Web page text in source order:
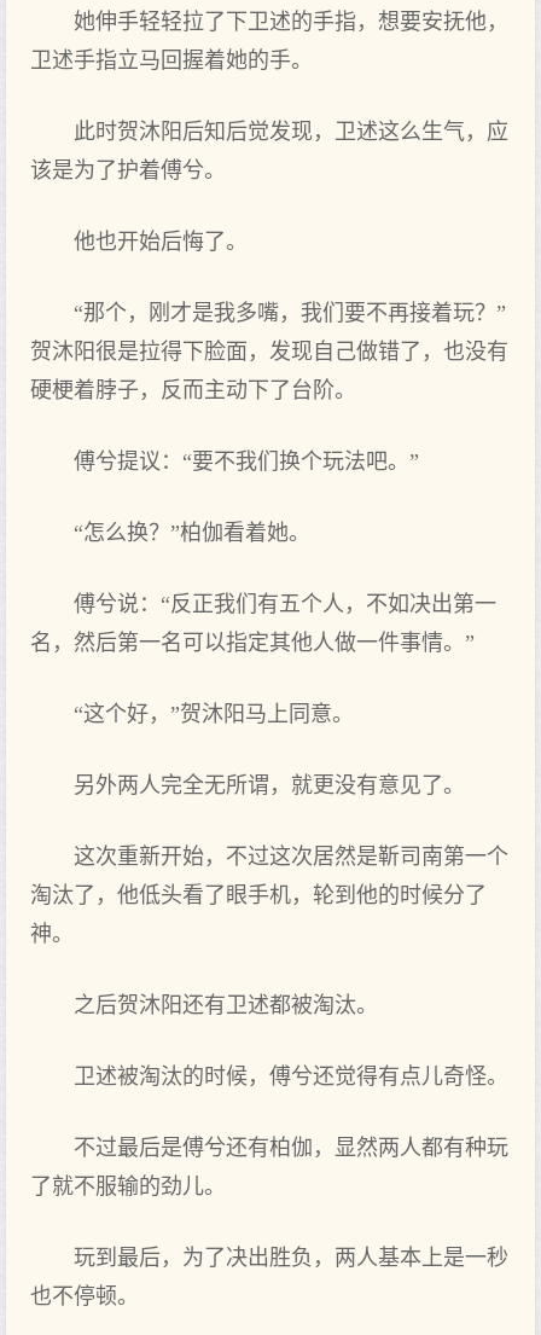
她伸手轻轻拉了下卫述的手指，想要安抚他，
卫述手指立马回握着她的手。
此时贺沐阳后知后觉发现，卫述这么生气，应
该是为了护着傅兮。
他也开始后悔了。
“那个，刚才是我多嘴，我们要不再接着玩？”
贺沐阳很是拉得下脸面，发现自己做错了，也没有
硬梗着脖子，反而主动下了台阶。
傅兮提议：“要不我们换个玩法吧。”
“怎么换？”柏伽看着她。
傅兮说：“反正我们有五个人，不如决出第一
名，然后第一名可以指定其他人做一件事情。”
“这个好，”贺沐阳马上同意。
另外两人完全无所谓，就更没有意见了。
这次重新开始，不过这次居然是靳司南第一个
淘汰了，他低头看了眼手机，轮到他的时候分了
神。
之后贺沐阳还有卫述都被淘汰。
卫述被淘汰的时候，傅兮还觉得有点儿奇怪。
不过最后是傅兮还有柏伽，显然两人都有种玩
了就不服输的劲儿。
玩到最后，为了决出胜负，两人基本上是一秒
也不停顿。